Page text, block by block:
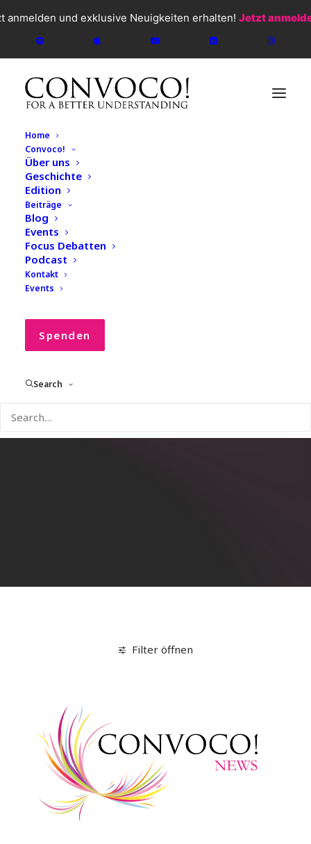
anmelden und exklusive Neuigkeiten erhalten! Jetzt
Home
Convoco!
Über uns
Geschichte
Edition
Beiträge
Blog
Events
Focus Debatten
Podcast
Kontakt
Events
Spenden
Search
Filter öffnen